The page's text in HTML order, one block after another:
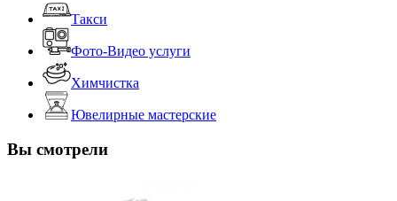
Такси
Фото-Видео услуги
Химчистка
Ювелирные мастерские
Вы смотрели